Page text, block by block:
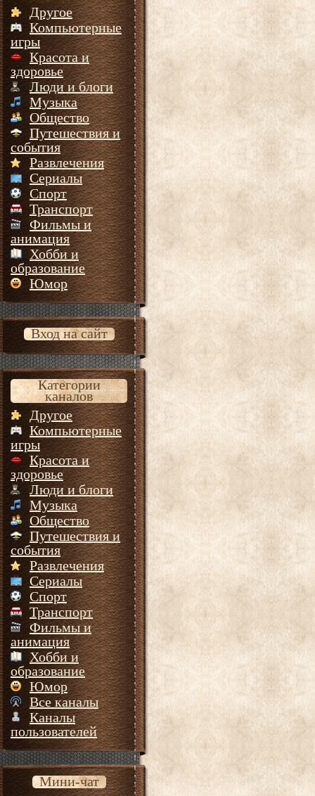
Другое
Компьютерные
игры
Красота и
здоровье
Люди и блоги
Музыка
Общество
Путешествия и
события
Развлечения
Сериалы
Спорт
Транспорт
Фильмы и
анимация
Хобби и
образование
Юмор
Вход на сайт
Категории
каналов
Другое
Компьютерные
игры
Красота и
здоровье
Люди и блоги
Музыка
Общество
Путешествия и
события
Развлечения
Сериалы
Спорт
Транспорт
Фильмы и
анимация
Хобби и
образование
Юмор
Все каналы
Каналы
пользователей
Мини-чат